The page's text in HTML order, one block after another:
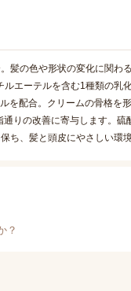
髪の色や形状の変化に関わ
エーテルを含む1種類の乳
を配合。クリームの骨格を
りの改善に寄与します。
ち、髪と頭皮にやさしい環境
？